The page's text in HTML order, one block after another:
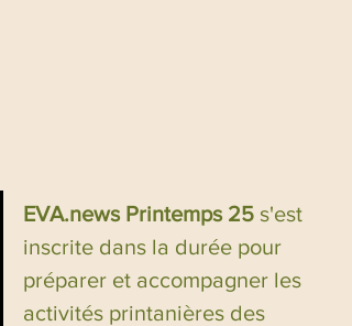
EVA.news Printemps 25 s'est
inscrite dans la durée pour
préparer et accompagner les
activités printanières des